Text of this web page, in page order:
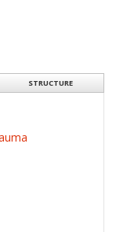
STRUCTURE